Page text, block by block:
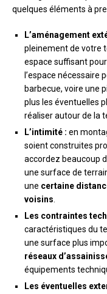
quelques éléments à
L’aménagement
pleinement de votre
espace suffisant pour
l’espace nécessaire
barbecue, voire une
plus les éventuelles
réaliser autour de la
L’intimité : en
soient construites
accordez beaucoup
une surface de
une certaine
voisins
Les contraintes
caractéristiques du
une surface plus
réseaux
équipements
Les éventuelles